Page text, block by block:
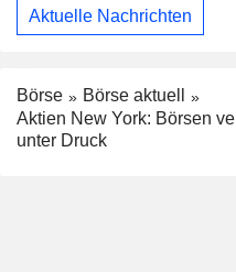
Aktuelle Nachrichten
Börse
Börse aktuell
Aktien New York: Börsen
unter Druck